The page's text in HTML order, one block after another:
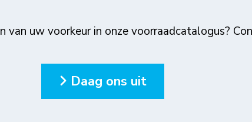
uw voorkeur in onze voorraadcatalogus?
Daag ons uit